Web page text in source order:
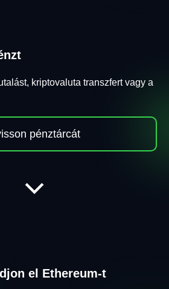
kriptovaluta transzfert vagy a
pénztárcát
el Ethereum-t